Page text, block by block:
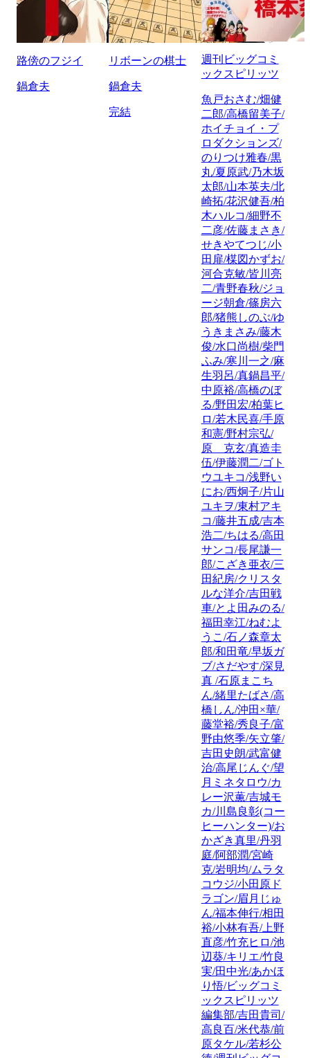
路傍のフジイ
鍋倉夫
リボーンの棋士
鍋倉夫
完結
週刊ビッグコミ
ックスピリッツ
魚戸おさむ/畑健
二郎/高橋留美子/
ホイチョイ・プ
ロダクションズ/
のりつけ雅春/黒
丸/夏原武/乃木坂
太郎/山本英夫/北
崎拓/花沢健吾/柏
木ハルコ/細野不
二彦/佐藤まさき/
せきやてつじ/小
田扉/楳図かずお/
河合克敏/皆川亮
二/青野春秋/ジョ
ージ朝倉/篠房六
郎/猪熊しのぶ/ゆ
うきまさみ/藤木
俊/水口尚樹/柴門
ふみ/寒川一之/麻
生羽呂/真鍋昌平/
中原裕/高橋のぼ
る/野田宏/柏葉ヒ
ロ/若木民喜/手原
和憲/野村宗弘/
原 克玄/真造圭
伍/伊藤潤二/ゴト
ウユキコ/浅野い
にお/西炯子/片山
ユキヲ/東村アキ
コ/藤井五成/吉本
浩二/ちはる/高田
サンコ/長尾謙一
郎/こざき亜衣/三
田紀房/クリスタ
ルな洋介/吉田戦
車/とよ田みのる/
福田幸江/ねむよ
うこ/石ノ森章太
郎/和田竜/早坂ガ
ブ/さだやす/深見
真 /石原まこち
ん/緒里たばさ/高
橋しん/沖田×華/
藤堂裕/秀良子/富
野由悠季/矢立肇/
吉田史朗/武富健
治/高尾じんぐ/望
月ミネタロウ/カ
レー沢薫/吉城モ
カ/川島良彰(コー
ヒーハンター)/お
かざき真里/丹羽
庭/阿部潤/宮崎
克/岩明均/ムラタ
コウジ/小田原ド
ラゴン/眉月じゅ
ん/福本伸行/相田
裕/小林有吾/上野
直彦/竹充ヒロ/池
辺葵/キリエ/竹良
実/田中光/あかほ
り悟/ビッグコミ
ックスピリッツ
編集部/吉田貴司/
高良百/米代恭/前
原タケル/若杉公